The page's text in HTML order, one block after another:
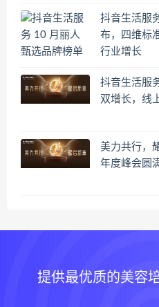
抖音生活服
布，四维标
行业增长
抖音生活服
双增长，线
美力共行，
年度峰会圆
提供最优质的美容